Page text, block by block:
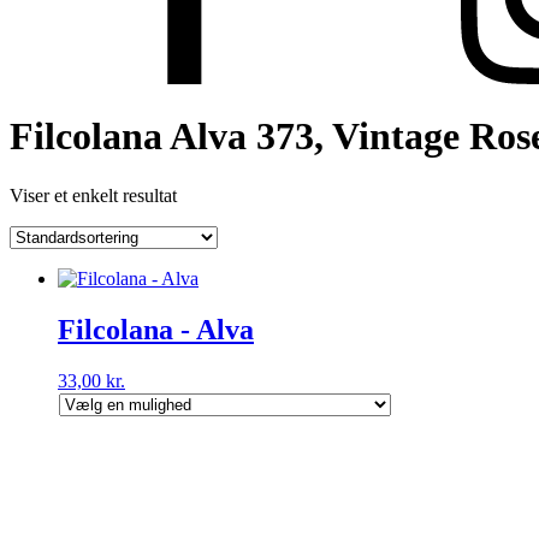
Filcolana Alva 373, Vintage
Viser et enkelt resultat
Filcolana - Alva
33,00 kr.